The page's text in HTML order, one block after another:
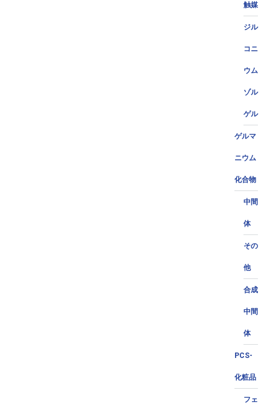
触媒
ジル
コニ
ウム
ゾル
ゲル
ゲルマ
ニウム
化合物
中間
体
その
他
合成
中間
体
PCS-
化粧品
フェ